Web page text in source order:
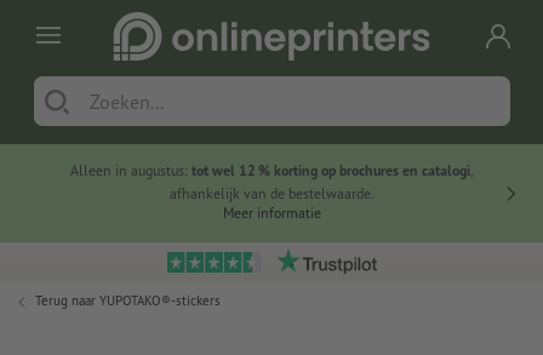
Alleen in augustus: tot wel 12 % korting op brochures en catalogi,
afhankelijk van de bestelwaarde.
Meer informatie
Terug naar YUPOTAKO®-stickers